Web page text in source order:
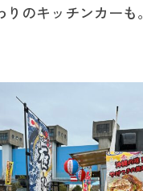
のキッチンカーも。